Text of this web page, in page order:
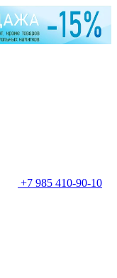
+7 985 410-90-10